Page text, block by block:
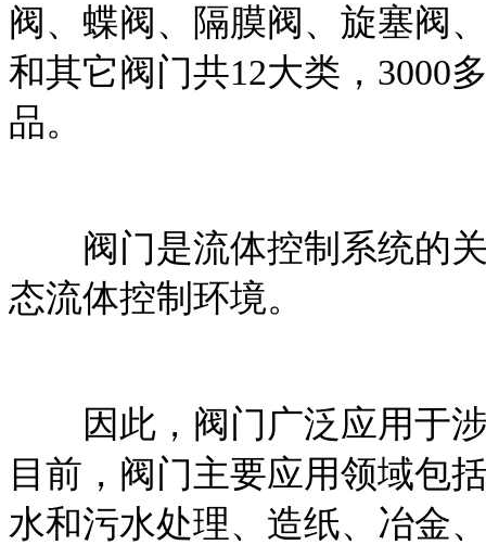
阀、蝶阀、隔膜阀、旋塞阀
和其它阀门共12大类，3000
品。
阀门是流体控制系统的关
态流体控制环境。
因此，阀门广泛应用于涉
目前，阀门主要应用领域包
水和污水处理、造纸、冶金